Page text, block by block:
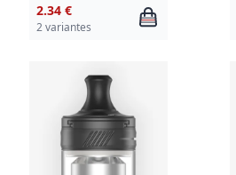
2.34 €
2 variantes